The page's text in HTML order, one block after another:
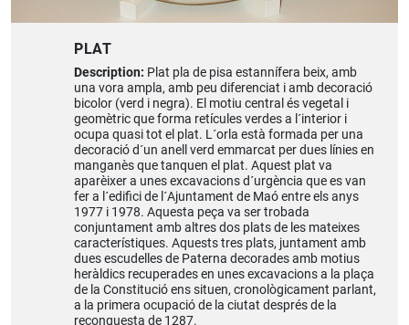
PLAT
Description: Plat pla de pisa estannífera beix, amb
una vora ampla, amb peu diferenciat i amb decoració
bicolor (verd i negra). El motiu central és vegetal i
geomètric que forma retícules verdes a l´interior i
ocupa quasi tot el plat. L´orla està formada per una
decoració d´un anell verd emmarcat per dues línies en
manganès que tanquen el plat. Aquest plat va
aparèixer a unes excavacions d´urgència que es van
fer a l´edifici de l´Ajuntament de Maó entre els anys
1977 i 1978. Aquesta peça va ser trobada
conjuntament amb altres dos plats de les mateixes
característiques. Aquests tres plats, juntament amb
dues escudelles de Paterna decorades amb motius
heràldics recuperades en unes excavacions a la plaça
de la Constitució ens situen, cronològicament parlant,
a la primera ocupació de la ciutat després de la
reconquesta de 1287.